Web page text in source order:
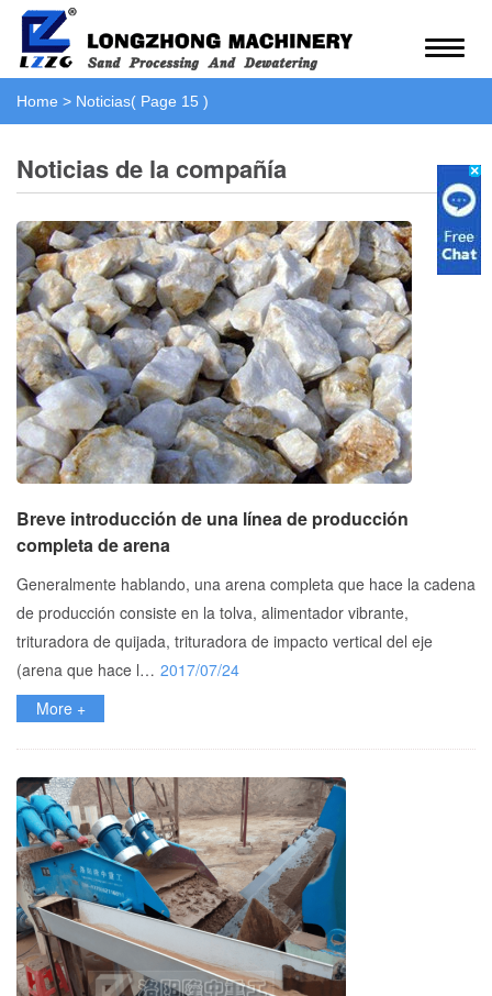
Home > Noticias( Page 15 )
Noticias de la compañía
Breve introducción de una línea de producción
completa de arena
Generalmente hablando, una arena completa que hace la cadena
de producción consiste en la tolva, alimentador vibrante,
trituradora de quijada, trituradora de impacto vertical del eje
(arena que hace l… 2017/07/24
More +